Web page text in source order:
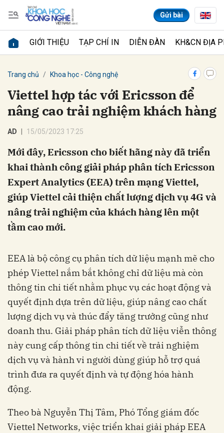
Gửi bài
GIỚI THIỆU TẠP CHÍ IN DIỄN ĐÀN KH&CN ĐỊA
Trang chủ Khoa học - Công nghệ
Viettel hợp tác với Ericsson để
nâng cao trải nghiệm khách hàng
AD 15/05/2023 17:25
Mới đây, Ericsson cho biết hãng này đã triển
khai thành công giải pháp phân tích Ericsson
Expert Analytics (EEA) trên mạng Viettel,
giúp Viettel cải thiện chất lượng dịch vụ 4G và
nâng trải nghiệm của khách hàng lên một
tầm cao mới.
EEA là bộ công cụ phân tích dữ liệu mạnh mẽ cho
phép Viettel nắm bắt không chỉ dữ liệu mà còn
thông tin chi tiết nhằm phục vụ các hoạt động và
quyết định dựa trên dữ liệu, giúp nâng cao chất
lượng dịch vụ và thúc đẩy tăng trưởng cũng như
doanh thu. Giải pháp phân tích dữ liệu viễn thông
này cung cấp thông tin chi tiết về trải nghiệm
dịch vụ và hành vi người dùng giúp hỗ trợ quá
trình đưa ra quyết định và tự động hóa hành
động.
Theo bà Nguyễn Thị Tâm, Phó Tổng giám đốc
Viettel Networks, việc triển khai giải pháp EEA
Gửi bình luận
Hủy Gửi